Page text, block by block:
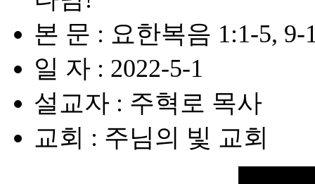
본 문 : 요한복음 1:1-5, 9-
일 자 : 2022-5-1
설교자 : 주혁로 목사
교회 : 주님의 빛 교회